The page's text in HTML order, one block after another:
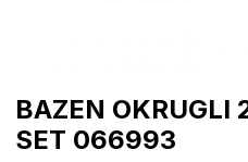
BAZEN OKRUGLI
SET 066993